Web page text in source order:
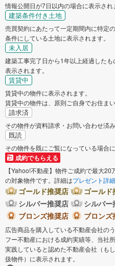
情報公開日が7日以内の場合に表示され
建築条件付き土地
売買契約にあたって一定期間内に特定
条件にしている土地に表示されます。
未入居
建築工事完了日から1年以上経過した
表示されます。
賃貸中
賃貸中の物件に表示されます。
賃貸中の物件は、原則ご自身でお住ま
請求済
その物件が資料請求・お問い合わせ済
既読
その物件を既にご覧になっている場合に
成約でもらえる
【Yahoo!不動産】物件ご成約で最大
の対象物件です。詳細はプレゼント詳細
ゴールド推奨店
ゴール
シルバー推奨店
シルバ
ブロンズ推奨店
ブロン
広告商品を購入している不動産会社の
フー不動産における成約実績等、当社
実践していると認めた不動産会社（も
扱物件）に表示されます。